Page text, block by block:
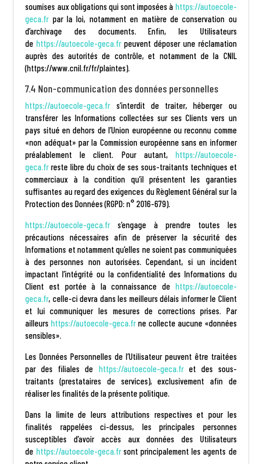
soumises aux obligations qui sont imposées à https://autoecole-
geca.fr par la loi, notamment en matière de conservation ou
d’archivage des documents. Enfin, les Utilisateurs
de https://autoecole-geca.fr peuvent déposer une réclamation
auprès des autorités de contrôle, et notamment de la CNIL
(https://www.cnil.fr/fr/plaintes).
7.4 Non-communication des données personnelles
https://autoecole-geca.fr s’interdit de traiter, héberger ou
transférer les Informations collectées sur ses Clients vers un
pays situé en dehors de l’Union européenne ou reconnu comme
«non adéquat» par la Commission européenne sans en informer
préalablement le client. Pour autant,
https://autoecole-
geca.fr reste libre du choix de ses sous-traitants techniques et
commerciaux à la condition qu’il présentent les garanties
suffisantes au regard des exigences du Règlement Général sur la
Protection des Données (RGPD: n° 2016-679).
https://autoecole-geca.fr
s’engage à prendre toutes les
précautions nécessaires afin de préserver la sécurité des
Informations et notamment qu’elles ne soient pas communiquées
à des personnes non autorisées. Cependant, si un incident
impactant l’intégrité ou la confidentialité des Informations du
Client est portée à la connaissance de https://autoecole-
geca.fr, celle-ci devra dans les meilleurs délais informer le Client
et lui communiquer les mesures de corrections prises. Par
ailleurs https://autoecole-geca.fr ne collecte aucune «données
sensibles».
Les Données Personnelles de l’Utilisateur peuvent être traitées
par des filiales de https://autoecole-geca.fr et des sous-
traitants (prestataires de services), exclusivement afin de
réaliser les finalités de la présente politique.
Dans la limite de leurs attributions respectives et pour les
finalités rappelées ci-dessus, les principales personnes
susceptibles d’avoir accès aux données des Utilisateurs
de https://autoecole-geca.fr sont principalement les agents de